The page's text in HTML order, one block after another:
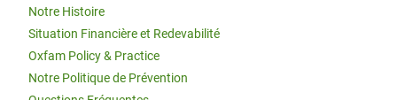
Notre Histoire
Situation Financière et Redevabilité
Oxfam Policy & Practice
Notre Politique de Prévention